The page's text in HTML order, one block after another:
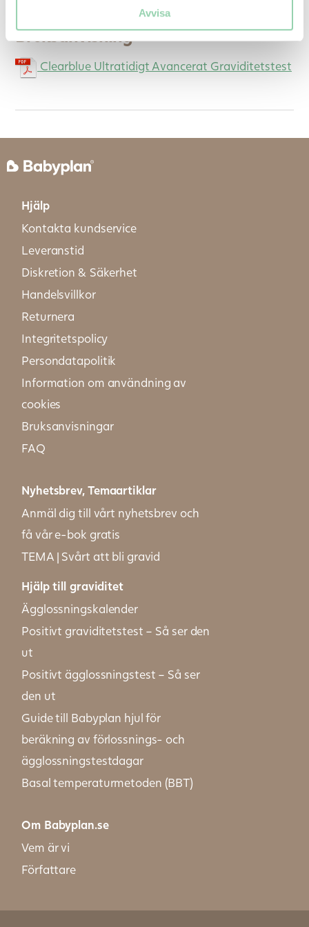
Avvisa
Bruksanvisning
Clearblue Ultratidigt Avancerat Graviditetstest
Hjälp
Kontakta kundservice
Leveranstid
Diskretion & Säkerhet
Handelsvillkor
Returnera
Integritetspolicy
Persondatapolitik
Information om användning av
cookies
Bruksanvisningar
FAQ
Nyhetsbrev, Temaartiklar
Anmäl dig till vårt nyhetsbrev och
få vår e-bok gratis
TEMA | Svårt att bli gravid
Hjälp till graviditet
Ägglossningskalender
Positivt graviditetstest – Så ser den
ut
Positivt ägglossningstest – Så ser
den ut
Guide till Babyplan hjul för
beräkning av förlossnings- och
ägglossningstestdagar
Basal temperaturmetoden (BBT)
Om Babyplan.se
Vem är vi
Författare